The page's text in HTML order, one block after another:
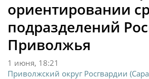
ориентировании
подразделений
Приволжья
1 июня, 18:21
Приволжский округ Росгвардии